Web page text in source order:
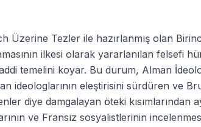
Üzerine Tezler ile hazırlanmış olan
ilkesi olarak yararlanılan felsefi
temelini koyar. Bu durum, Alman
ideologlarının eleştirisini sürdüren ve
diye damgalayan öteki kısımlarından
ve Fransız sosyalistlerinin